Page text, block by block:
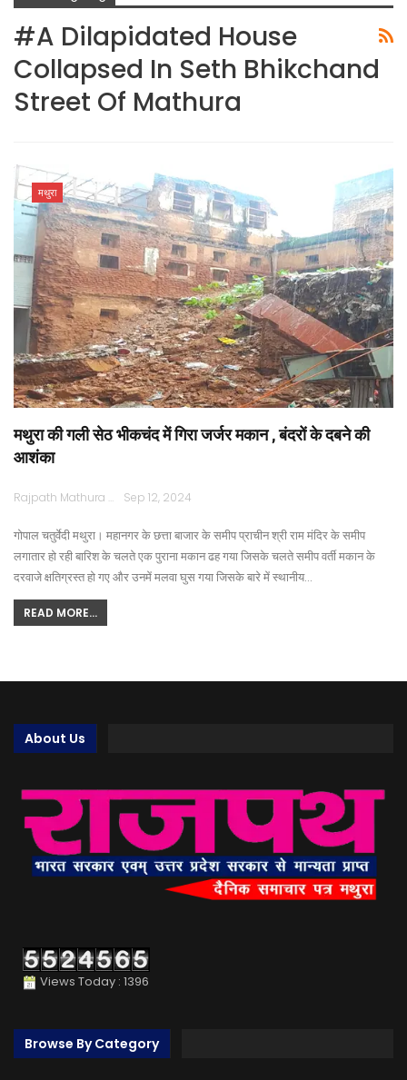
#A Dilapidated House
Collapsed In Seth Bhikchand
Street Of Mathura
मथुरा
मथुरा की गली सेठ भीकचंद में गिरा जर्जर मकान , बंदरों के दबने की
आशंका
Rajpath Mathura Sep 12, 2024
गोपाल चतुर्वेदी मथुरा। महानगर के छत्ता बाजार के समीप प्राचीन श्री राम मंदिर के समीप
लगातार हो रही बारिश के चलते एक पुराना मकान ढह गया जिसके चलते समीप वर्ती मकान के
दरवाजे क्षतिग्रस्त हो गए और उनमें मलवा घुस गया जिसके बारे में स्थानीय…
READ MORE...
About Us
Views Today : 1396
Browse By Category